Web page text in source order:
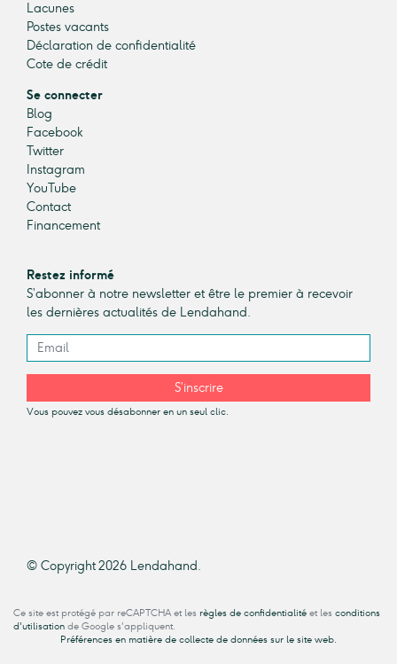
Lacunes
Postes vacants
Déclaration de confidentialité
Cote de crédit
Se connecter
Blog
Facebook
Twitter
Instagram
YouTube
Contact
Financement
Restez informé
S’abonner à notre newsletter et être le premier à recevoir
les dernières actualités de Lendahand.
S’inscrire
Vous pouvez vous désabonner en un seul clic.
© Copyright 2026 Lendahand.
Ce site est protégé par reCAPTCHA et les règles de confidentialité et les conditions
d'utilisation de Google s'appliquent.
Préférences en matière de collecte de données sur le site web.